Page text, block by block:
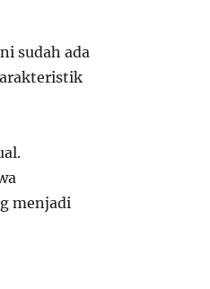
sudah ada
menjadi